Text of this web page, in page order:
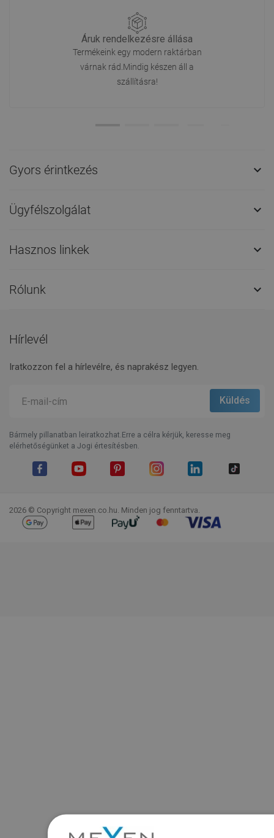
Áruk rendelkezésre állása
Termékeink egy modern raktárban
várnak rád.Mindig készen áll a
szállításra!
Gyors érintkezés 
Ügyfélszolgálat 
Hasznos linkek 
Rólunk 
Hírlevél
Iratkozzon fel a hírlevélre, és naprakész legyen.
Bármely pillanatban leiratkozhat.Erre a célra kérjük, keresse meg
elérhetőségünket a Jogi értesítésben.
2026 © Copyright mexen.co.hu. Minden jog fenntartva.